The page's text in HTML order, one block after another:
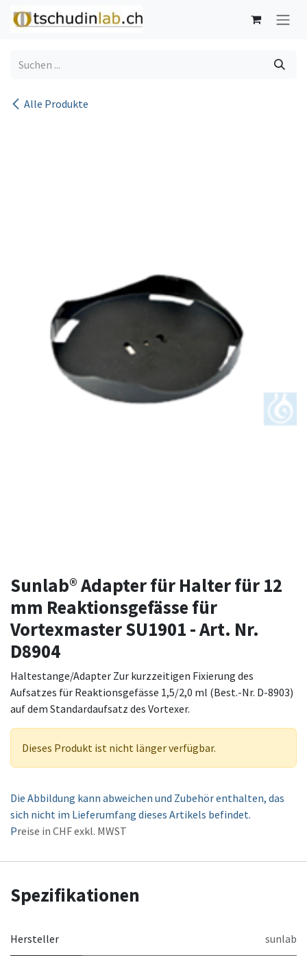
Zum Inhalt springen
Alle Produkte
Sunlab® Adapter für Halter für 12
mm Reaktionsgefässe für
Vortexmaster SU1901 - Art. Nr.
D8904
Haltestange/Adapter Zur kurzzeitigen Fixierung des
Aufsatzes für Reaktionsgefässe 1,5/2,0 ml (Best.-Nr. D-8903)
auf dem Standardaufsatz des Vortexer.
Dieses Produkt ist nicht länger verfügbar.
Die Abbildung kann abweichen und Zubehör enthalten, das
sich nicht im Lieferumfang dieses Artikels befindet.
Preise in CHF exkl. MWST
Spezifikationen
Hersteller sunlab